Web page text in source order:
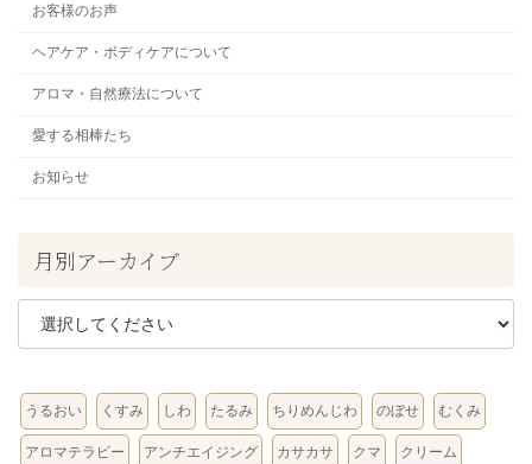
お客様のお声
ヘアケア・ボディケアについて
アロマ・自然療法について
愛する相棒たち
お知らせ
月別アーカイブ
うるおい くすみ しわ たるみ ちりめんじわ のぼせ むくみ
アロマテラピー アンチエイジング カサカサ クマ クリーム